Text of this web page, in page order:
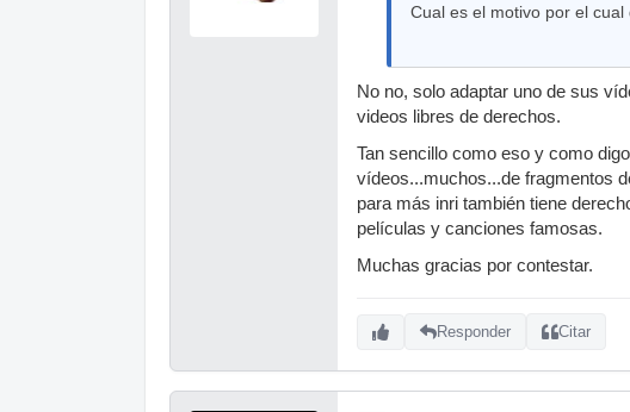
Cual es el motivo por el
No no, solo adaptar uno de sus
videos libres de derechos.
Tan sencillo como eso y como
vídeos...muchos...de fragmentos
para más inri también tiene
películas y canciones famosas.
Muchas gracias por contestar.
Responder Citar